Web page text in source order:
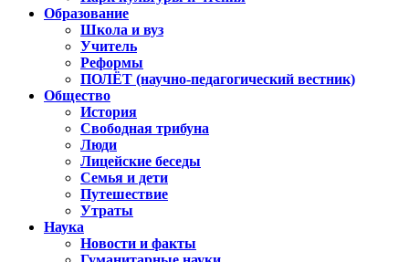
Образование
Школа и вуз
Учитель
Реформы
ПОЛЁТ (научно-педагогический вестник)
Общество
История
Свободная трибуна
Люди
Лицейские беседы
Семья и дети
Путешествие
Утраты
Наука
Новости и факты